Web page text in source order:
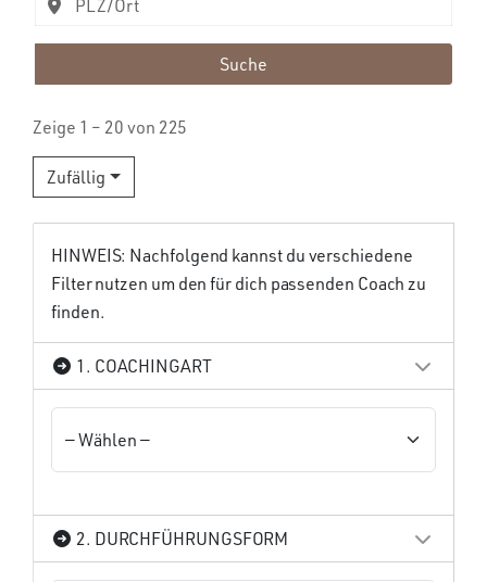
Suche
Zeige 1 – 20 von 225
Zufällig
HINWEIS: Nachfolgend kannst du verschiedene
Filter nutzen um den für dich passenden Coach zu
finden.
1. COACHINGART
2. DURCHFÜHRUNGSFORM